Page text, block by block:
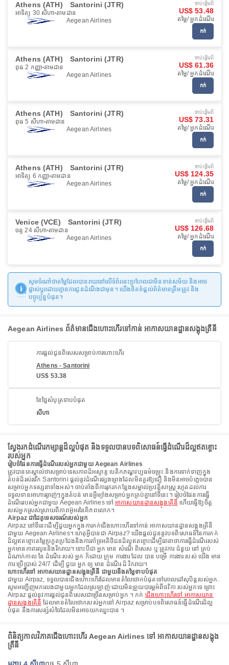
Athens (ATH) Santorini (JTR)
អាទិត្យ 30 សីហា តាមដាន
Aegean Airlines
ចាប់ផ្ដើមពី
US$ 53.48
តម្លៃ/ អ្នកដំណើរ
កក់
Athens (ATH) Santorini (JTR)
ពុធ 2 កញ្ញា តាមដាន
Aegean Airlines
ចាប់ផ្ដើមពី
US$ 61.36
តម្លៃ/ អ្នកដំណើរ
កក់
Athens (ATH) Santorini (JTR)
ពុធ 5 សីហា តាមដាន
Aegean Airlines
ចាប់ផ្ដើមពី
US$ 73.31
តម្លៃ/ អ្នកដំណើរ
កក់
Athens (ATH) Santorini (JTR)
អាទិត្យ 6 កញ្ញា តាមដាន
Aegean Airlines
ចាប់ផ្ដើមពី
US$ 124.35
តម្លៃ/ អ្នកដំណើរ
កក់
Venice (VCE) Santorini (JTR)
ចន្ទ 24 សីហា តាមដាន
Aegean Airlines
ចាប់ផ្ដើមពី
US$ 126.68
តម្លៃ/ អ្នកដំណើរ
កក់
សូមចំណាំថាតម្លៃដែលបានរាយនៅលើទំព័រនេះប្រហែលជាមិនទាន់សម័យ និងអាច
ផ្លាស់ប្តូរដោយគ្មានការជូនដំណឹងជាមុន។ យើងខិតខំផ្តល់ព័ត៌មានត្រឹមត្រូវ និង
បច្ចុប្បន្នបំផុត។
Aegean Airlines ព័ត៌មានជើងហោះហើរទៅកាន់ អាកាសយានដ្ឋានសង្តុងត្រីនី
ការផ្តល់ជូនពិសេសសម្រាប់ការហោះហើរ
Athens - Santorini
US$ 53.38
ខែថ្លៃសំបុត្រទាបបំផុត
សីហា
ស្វែងរកដំណើរកម្សាន្តដ៏ល្អបំផុត និងទទួលបានបទពិសោធន៍ធ្វើដំណើរដ៏ល្អឥតខ្ចោះ
របស់អ្នក
រៀបចំផែនការធ្វើដំណើររបស់អ្នកជាមួយ Aegean Airlines
ត្រូវបានគេស្គាល់ថាសម្រាប់ទេសភាពដ៏អស្ចារ្យ បេតិកភណ្ឌវប្បធម៌ចម្រុះ និងការទាក់ទាញក្នុង
តំបន់ដ៏រស់រវើក Santorini ផ្តល់នូវដំណើរផ្សងព្រេងដែលមិនគួរឱ្យជឿ និងមិនអាចបំភ្លេចបាន
សម្រាប់អ្នកទស្សនាទាំងអស់។ ចាប់តាំងពីការរុករកកន្លែងសម្គាល់ប្រវត្តិសាស្ត្រ រហូតដល់ការ
ទទួលទានអាហារឆ្ងាញ់ៗក្នុងតំបន់ មានអ្វីម្យ៉ាងសម្រាប់អ្នកគ្រប់គ្នានៅទីនេះ។ រៀបចំផែនការធ្វើ
ដំណើររបស់អ្នកជាមួយ Aegean Airlines ទៅអាកាសយានដ្ឋានសង្តុងត្រីនី ហើយធ្វើឱ្យចិត្ត
របស់អ្នកស្រស់ស្រាយពីភាពអ៊ូអរនៃពិភពលោក។
Airpaz ជាដៃគូទេសចរណ៍របស់អ្នក
Airpaz នៅទីនេះដើម្បីជួយអ្នកក្នុងការកក់ជើងហោះហើរទៅកាន់ អាកាសយានដ្ឋានសង្តុងត្រីនី
ជាមួយ Aegean Airlines។ ហេតុអ្វីបានជា Airpaz? យើងផ្តល់ជូននូវបទពិសោធន៍នៃការកក់
ដ៏ល្អឥតខ្ចោះតម្លៃប្រកួតប្រជែងនិងការគាំទ្រអតិថិជនដ៏ល្អឥតខ្ចោះដើម្បីធានាថាការធ្វើដំណើររបស់
អ្នកមានភាពរលូននិងរីករាយ។ ទោះបីជា អ្នក មាន សំណើ ពិសេស ឬ ត្រូវការ ជំនួយ នៅ គ្រប់
ដំណាក់កាល នៃ ដំណើរ របស់ អ្នក ក៏ដោយ ក្រុម ការងារ ដែល បាន បម្រើ ការងារ របស់ យើង មាន
ការ ប្រើប្រាស់ 24/7 ដើម្បី ជួយ អ្នក ឲ្យ មាន ដំណើរ ដ៏ រីករាយ។
ហោះហើរទៅ អាកាសយានដ្ឋានសង្តុងត្រីនី ជាមួយនឹងតម្លៃទាបបំផុត
ជាមួយ Airpaz, ទទួលបានជើងហោះហើរដែលមានតំលៃថោកបំផុតទៅគោលដៅសុបិន្តរបស់អ្នក.
សូមអញ្ជើញមកលេងជាមួយអ្នកដែលស្រឡាញ់ ដោយមិនព្រួយបារម្ភអំពីថវិកា របស់អ្នកទេ ព្រោះ
Airpaz ផ្តល់នូវការផ្តល់ជូនពិសេសជាច្រើនសម្រាប់អ្នក ។ កក់ ជើងហោះហើរទៅ អាកាសយាន
ដ្ឋានសង្តុងត្រីនី ដែលមានតំលៃថោករបស់អ្នកនៅ Airpaz សម្រាប់បទពិសោធន៍ធ្វើដំណើរដ៏ល្អ
បំផុត និងការសន្សំសំចៃដែលមិនអាចយកឈ្នះបាន ។
ពិនិត្យកាលវិភាគជើងហោះហើរ Aegean Airlines ទៅ អាកាសយានដ្ឋានសង្តុង
ត្រីនី